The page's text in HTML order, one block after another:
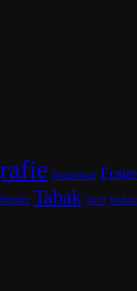
Frankreich
Städte Tabak Tirol